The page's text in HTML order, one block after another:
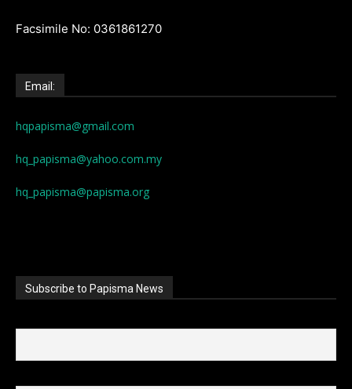
Facsimile No: 0361861270
Email:
hqpapisma@gmail.com
hq_papisma@yahoo.com.my
hq_papisma@papisma.org
Subscribe to Papisma News